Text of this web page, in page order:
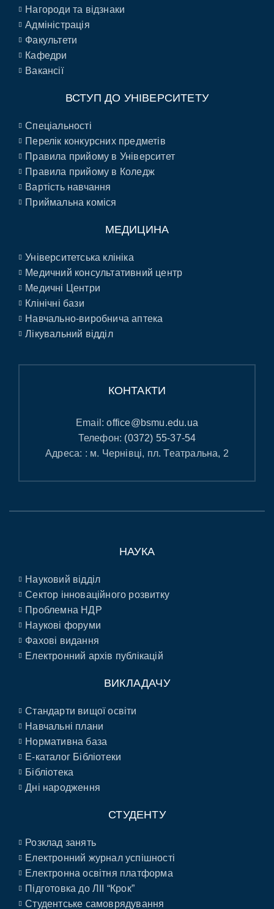
Нагороди та відзнаки
Адміністрація
Факультети
Кафедри
Вакансії
ВСТУП ДО УНІВЕРСИТЕТУ
Спеціальності
Перелік конкурсних предметів
Правила прийому в Університет
Правила прийому в Коледж
Вартість навчання
Приймальна коміся
МЕДИЦИНА
Університетська клініка
Медичний консультативний центр
Медичні Центри
Клінічні бази
Навчально-виробнича аптека
Лікувальний відділ
КОНТАКТИ
Email:office@bsmu.edu.ua
Телефон: (0372) 55-37-54
Адреса: : м. Чернівці, пл. Театральна, 2
НАУКА
Науковий відділ
Сектор інноваційного розвитку
Проблемна НДР
Наукові форуми
Фахові видання
Електронний архів публікацій
ВИКЛАДАЧУ
Стандарти вищої освіти
Навчальні плани
Нормативна база
E-каталог Бібліотеки
Бібліотека
Дні народження
СТУДЕНТУ
Розклад занять
Електронний журнал успішності
Електронна освітня платформа
Підготовка до ЛІІ “Крок”
Студентське самоврядування